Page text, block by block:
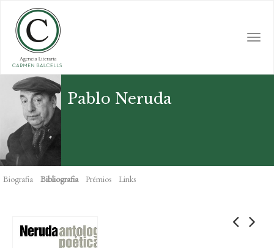
main
content
Pablo Neruda
Biografia Bibliografia Prémios Links